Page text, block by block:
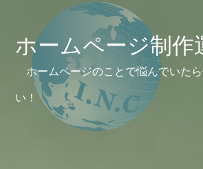
ホームページ制作
ホームページのことで悩んでいた
い！